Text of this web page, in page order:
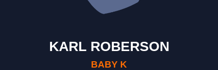
KARL ROBERSON
BABY K